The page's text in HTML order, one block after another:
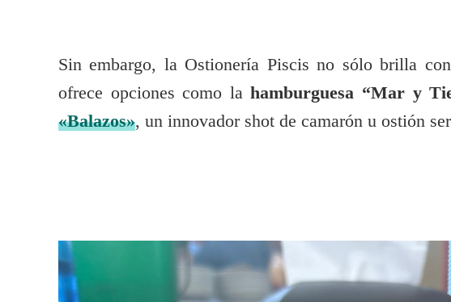
Sin embargo, la Ostionería Piscis no sólo brilla
ofrece opciones como lahamburguesa “Mar y
«Balazos», un innovador shot de camarón u ostión